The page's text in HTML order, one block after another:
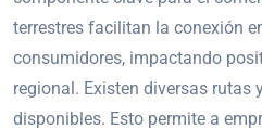
terrestres facilitan la conexión
consumidores, impactando
regional. Existen diversas rutas
disponibles. Esto permite a